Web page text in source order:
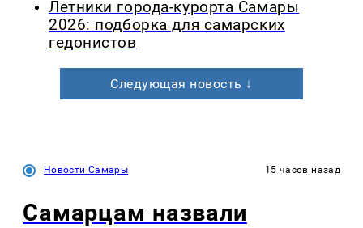
Летники города-курорта Самары
2026: подборка для самарских
гедонистов
Следующая новость ↓
Новости Самары 15 часов назад
Самарцам назвали